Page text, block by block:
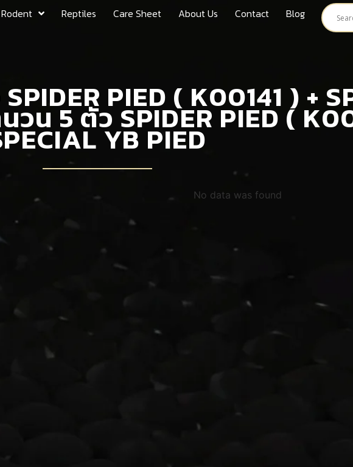
Rodent Reptiles Care Sheet About Us Contact Blog
PIED ( K00141 ) +
วน 5 ตัว SPIDER PIED (
YB PIED
No data was found